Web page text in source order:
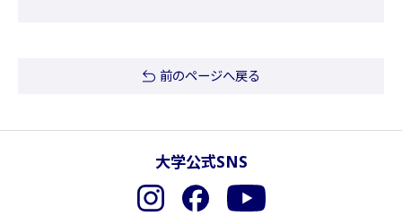
前のページへ戻る
大学公式SNS
InstagramFacebookYouTube